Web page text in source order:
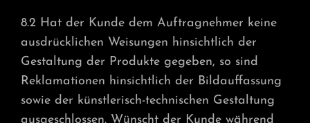
8.2 Hat der Kunde dem Auftragnehmer keine
ausdrücklichen Weisungen hinsichtlich der
Gestaltung der Produkte gegeben, so sind
Reklamationen hinsichtlich der Bildauffassung
sowie der künstlerisch-technischen Gestaltung
ausgeschlossen. Wünscht der Kunde während